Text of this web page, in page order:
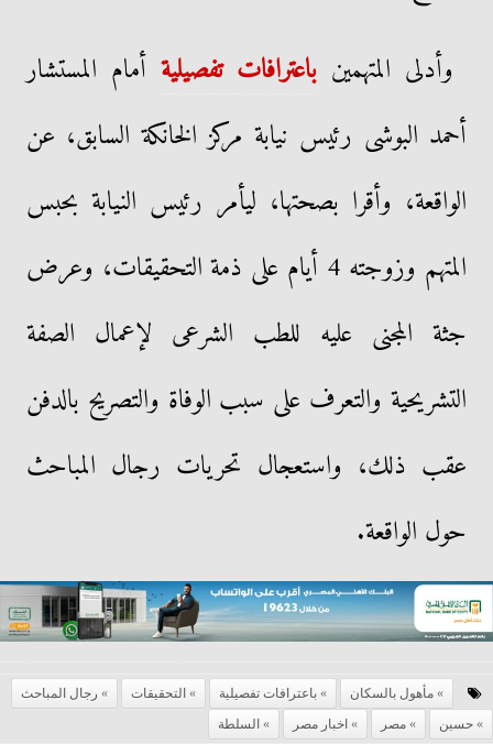
وأدلى المتهمين باعترافات تفصيلية أمام المستشار
أحمد البوشى رئيس نيابة مركز الخانكة السابق، عن
الواقعة، وأقرا بصحتها، ليأمر رئيس النيابة بحبس
المتهم وزوجته 4 أيام على ذمة التحقيقات، وعرض
جثة المجنى عليه للطب الشرعى لإعمال الصفة
التشريحية والتعرف على سبب الوفاة والتصريح بالدفن
عقب ذلك، واستعجال تحريات رجال المباحث
حول الواقعة.
مأهول بالسكان باعترافات تفصيلية التحقيقات
رجال المباحث
حسين
مصر اخبار مصر السلطة